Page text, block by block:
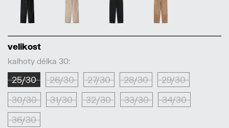
velikost
kalhoty délka 30:
25/30 26/30 27/30 28/30 29/30
30/30 31/30 32/30 33/30 34/30
36/30